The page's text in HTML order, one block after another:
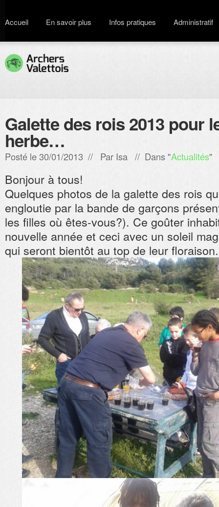
Accueil En savoir plus Infos pratiques Administratif
Galette des rois 2013 pour
herbe…
Posté le 30/01/2013 // Par Isa // Dans "Actualités"
Bonjour à tous!
Quelques photos de la galette des rois
engloutie par la bande de garçons
les filles où êtes-vous?). Ce goûter
nouvelle année et ceci avec un soleil
qui seront bientôt au top de leur floraison.